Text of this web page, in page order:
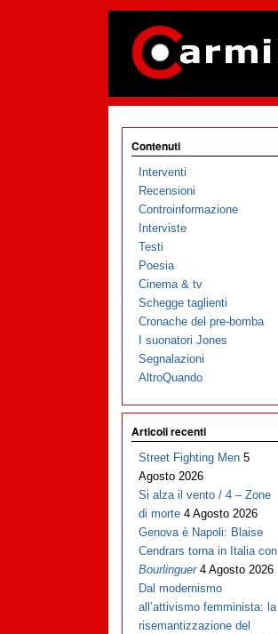
Contenuti
Interventi
Recensioni
Controinformazione
Interviste
Testi
Poesia
Cinema & tv
Schegge taglienti
Cronache del pre-bomba
I suonatori Jones
Segnalazioni
AltroQuando
Articoli recenti
Street Fighting Men 5
Agosto 2026
Si alza il vento / 4 – Zone
di morte 4 Agosto 2026
Genova è Napoli: Blaise
Cendrars torna in Italia con
Bourlinguer 4 Agosto 2026
Dal modernismo
all’attivismo femminista: la
risemantizzazione del